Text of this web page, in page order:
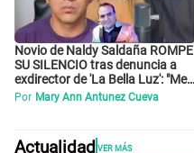
Novio de Naldy Saldaña ROMPE
SU SILENCIO tras denuncia a
exdirector de 'La Bella Luz': "Me
basta con que ella esté bien"
Por Mary Ann Antunez Cueva
Actualidad VER MÁS